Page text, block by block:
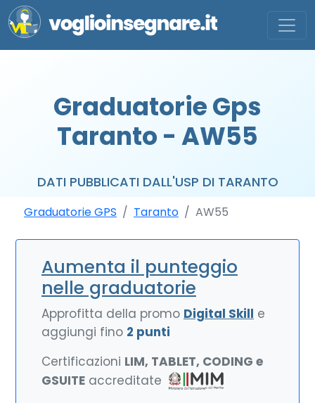
Graduatorie Gps
Taranto - AW55
DATI PUBBLICATI DALL'USP DI TARANTO
Graduatorie GPS Taranto AW55
Aumenta il punteggio
nelle graduatorie
Approfitta della promo Digital Skill e
aggiungi fino 2 punti
Certificazioni LIM, TABLET, CODING e
GSUITE accreditate